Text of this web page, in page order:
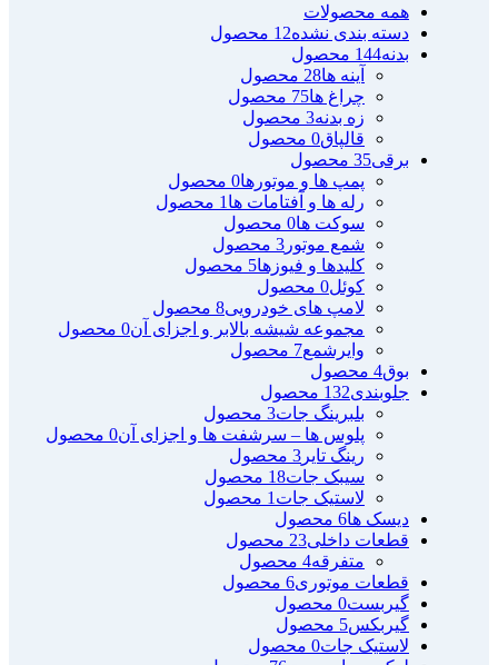
همه محصولات
دسته بندی نشده12 محصول
بدنه144 محصول
آینه ها28 محصول
چراغ ها75 محصول
زه بدنه3 محصول
قالپاق0 محصول
برقی35 محصول
پمپ ها و موتورها0 محصول
رله ها و آفتامات ها 1 محصول
سوکت ها0 محصول
شمع موتور 3 محصول
کلیدها و فیوزها5 محصول
کوئل0 محصول
لامپ های خودرویی8 محصول
مجموعه شیشه بالابر و اجزای آن0 محصول
وایرشمع7 محصول
بوق4 محصول
جلوبندی132 محصول
بلبرینگ جات3 محصول
پلوس ها – سرشفت ها و اجزای آن0 محصول
رینگ تایر 3 محصول
سیبک جات18 محصول
لاستیک جات 1 محصول
دیسک ها6 محصول
قطعات داخلی23 محصول
متفرقه4 محصول
قطعات موتوری6 محصول
گیربست0 محصول
گیربکس5 محصول
لاستیک جات0 محصول